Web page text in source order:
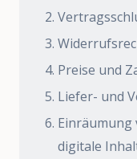
Deutsch | English
Preise und
Liefer- und
digitale